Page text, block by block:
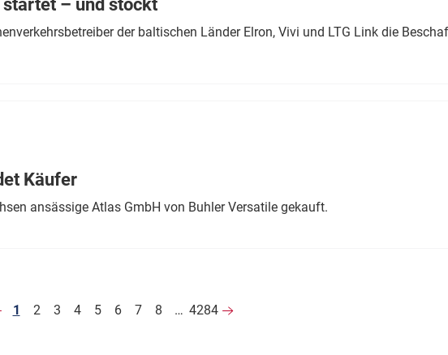
– und stockt
der baltischen Länder Elron, Vivi und LTG Link die
Käufer
ansässige Atlas GmbH von Buhler Versatile gekauft.
1 2 3 4 5 6 7 8 … 4284